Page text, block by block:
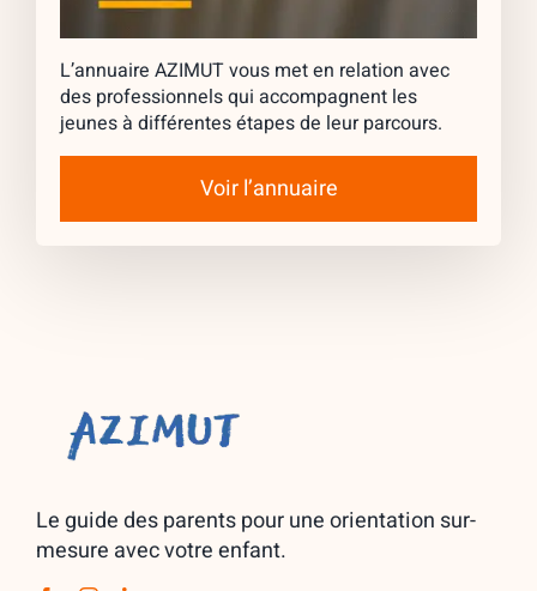
L’annuaire AZIMUT vous met en relation avec
des professionnels qui accompagnent les
jeunes à différentes étapes de leur parcours.
Voir l’annuaire
Le guide des parents pour une orientation sur-
mesure avec votre enfant.